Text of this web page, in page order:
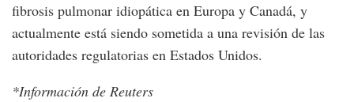
fibrosis pulmonar idiopática en Europa y Canadá, y
actualmente está siendo sometida a una revisión de las
autoridades regulatorias en Estados Unidos.
*Información de Reuters